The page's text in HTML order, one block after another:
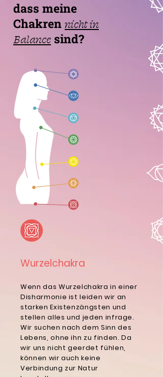
dass meine
Chakren nicht in
Balance sind?
Wurzelchakra
Wenn das Wurzelchakra in einer
Disharmonie ist leiden wir an
starken Existenzängsten und
stellen alles und jeden infrage.
Wir suchen nach dem Sinn des
Lebens, ohne ihn zu finden. Da
wir uns nicht geerdet fühlen,
können wir auch keine
Verbindung zur Natur